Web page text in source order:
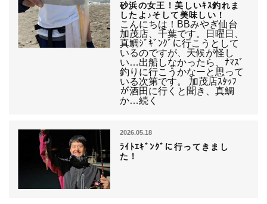
砂浜の女王！美しいｷｽ釣れま
したよ♪そして美味しい！
こんにちは！BBみやぎ仙台
加茂店、千葉です。日曜日、
真鯛ｼﾞｷﾞﾝｸﾞに行こうとして
いるのですが、天候が怪し
い…出船しなかったら、ﾅﾏｽﾞ
釣りに行こうかなーと思って
いる次第です。 加茂店ｽﾀｯﾌ
が酒田に行くと聞き、真鯛
か…続く
2026.05.18
ﾗｲﾄｴｷﾞﾝｸﾞに行ってきまし
た！